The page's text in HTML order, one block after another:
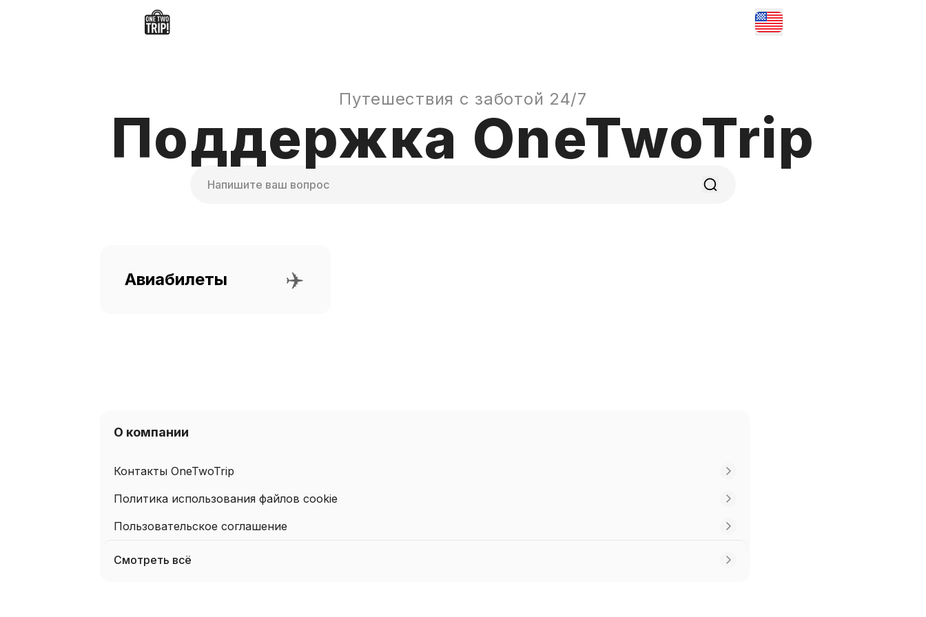
Путешествия с заботой 24/7
Поддержка OneTwoTrip
Поиск
Авиабилеты ✈️
О компании
Контакты OneTwoTrip
Политика использования файлов cookie
Пользовательское соглашение
Смотреть всё